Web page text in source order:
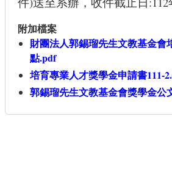
附加檔案
財團法人郭錫瑠先生文教基金會
點.pdf
培育專業人才獎學金申請書111-
郭錫瑠先生文教基金會獎學金公